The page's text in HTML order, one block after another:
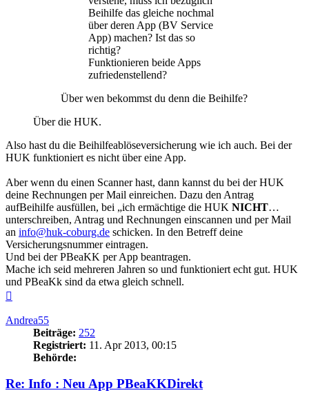
Beihilfe das gleiche nochmal
über deren App (BV Service
App) machen? Ist das so
richtig?
Funktionieren beide Apps
zufriedenstellend?
Über wen bekommst du denn die Beihilfe?
Über die HUK.
Also hast du die Beihilfeablöseversicherung wie ich auch. Bei der
HUK funktioniert es nicht über eine App.
Aber wenn du einen Scanner hast, dann kannst du bei der HUK
deine Rechnungen per Mail einreichen. Dazu den Antrag
aufBeihilfe ausfüllen, bei „ich ermächtige die HUK NICHT…
unterschreiben, Antrag und Rechnungen einscannen und per Mail
an info@huk-coburg.de schicken. In den Betreff deine
Versicherungsnummer eintragen.
Und bei der PBeaKK per App beantragen.
Mache ich seid mehreren Jahren so und funktioniert echt gut. HUK
und PBeaKk sind da etwa gleich schnell.
Andrea55
Beiträge: 252
Registriert: 11. Apr 2013, 00:15
Behörde:
Re: Info : Neu App PBeaKKDirekt